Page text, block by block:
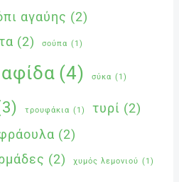
αγαύης (2)
(2) σούπα (1)
(4) σύκα (1)
τρουφάκια (1) τυρί (2)
(2)
(2) χυμός λεμονιού (1)